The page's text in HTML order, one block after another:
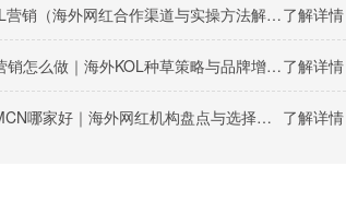
了解详
销（海外网红合作渠道与实操方法解析）
了解详
怎么做｜海外KOL种草策略与品牌增长路径
了解详
哪家好｜海外网红机构盘点与选择参考